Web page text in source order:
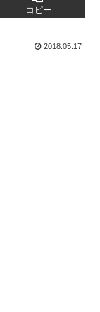
コピー
2018.05.17